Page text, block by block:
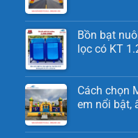
Bồn bạt
lọc có KT
Cách chọn
em nổi bật,